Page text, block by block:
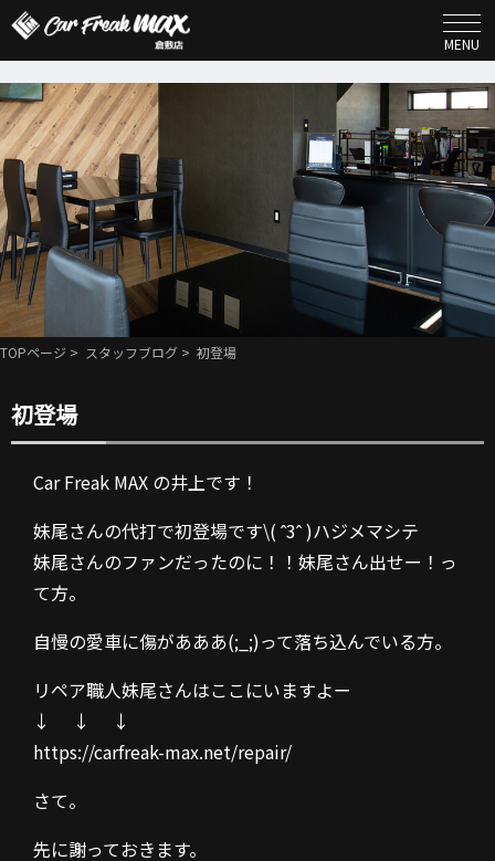
MENU
TOPページ > スタッフブログ > 初登場
初登場
Car Freak MAX の井上です！
妹尾さんの代打で初登場です\( ˆ3ˆ )ハジメマシテ
妹尾さんのファンだったのに！！妹尾さん出せー！っ
て方。
自慢の愛車に傷があああ(;_;)って落ち込んでいる方。
リペア職人妹尾さんはここにいますよー
↓ ↓ ↓
https://carfreak-max.net/repair/
さて。
先に謝っておきます。